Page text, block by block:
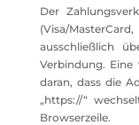
Der
(Visa/
ausschließlich
Verbindung. Eine
daran, dass die
„https://“
Browserzeile.